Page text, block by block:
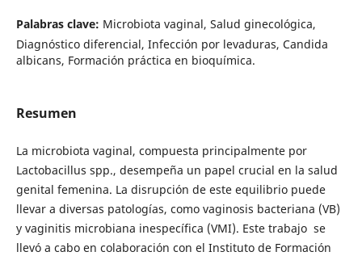
Palabras clave: Microbiota vaginal, Salud ginecológica,
Diagnóstico diferencial, Infección por levaduras, Candida
albicans, Formación práctica en bioquímica.
Resumen
La microbiota vaginal, compuesta principalmente por
Lactobacillus spp., desempeña un papel crucial en la salud
genital femenina. La disrupción de este equilibrio puede
llevar a diversas patologías, como vaginosis bacteriana (VB)
y vaginitis microbiana inespecífica (VMI). Este trabajo se
llevó a cabo en colaboración con el Instituto de Formación